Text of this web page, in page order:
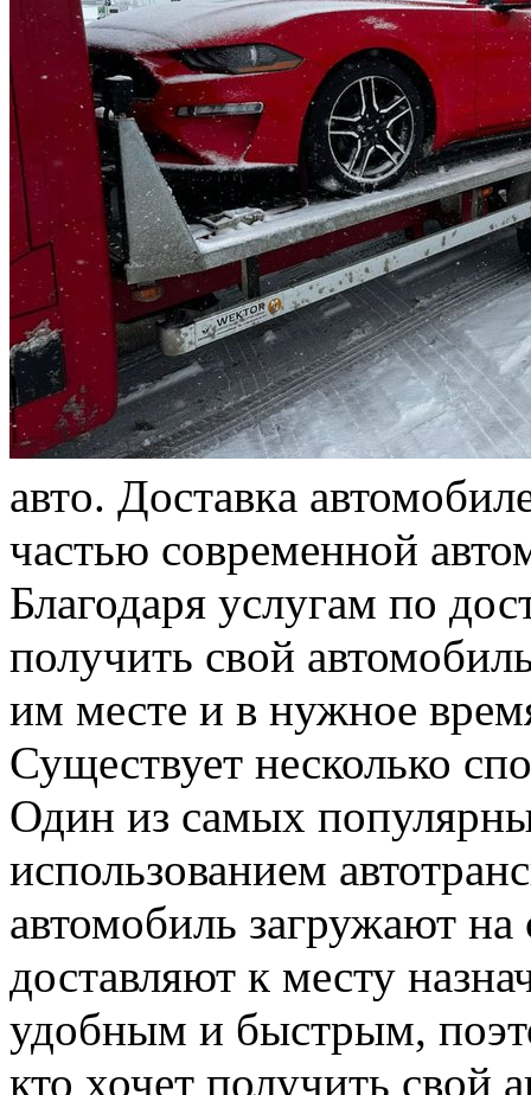
aвтo. Дoстaвкa
частью современной
Благодаря услугам по
получить свой
им месте и в нужное
Существует несколько
Один из самых
использованием
автомобиль загружают
доставляют к месту
удобным и быстрым,
кто хочет получить свой